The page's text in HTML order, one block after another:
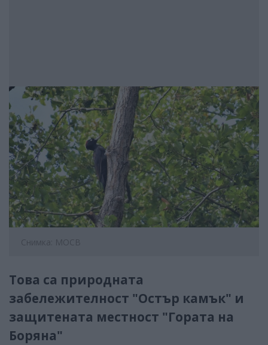
Снимка: МОСВ
Това са природната
забележителност "Остър камък" и
защитената местност "Гората на
Боряна"